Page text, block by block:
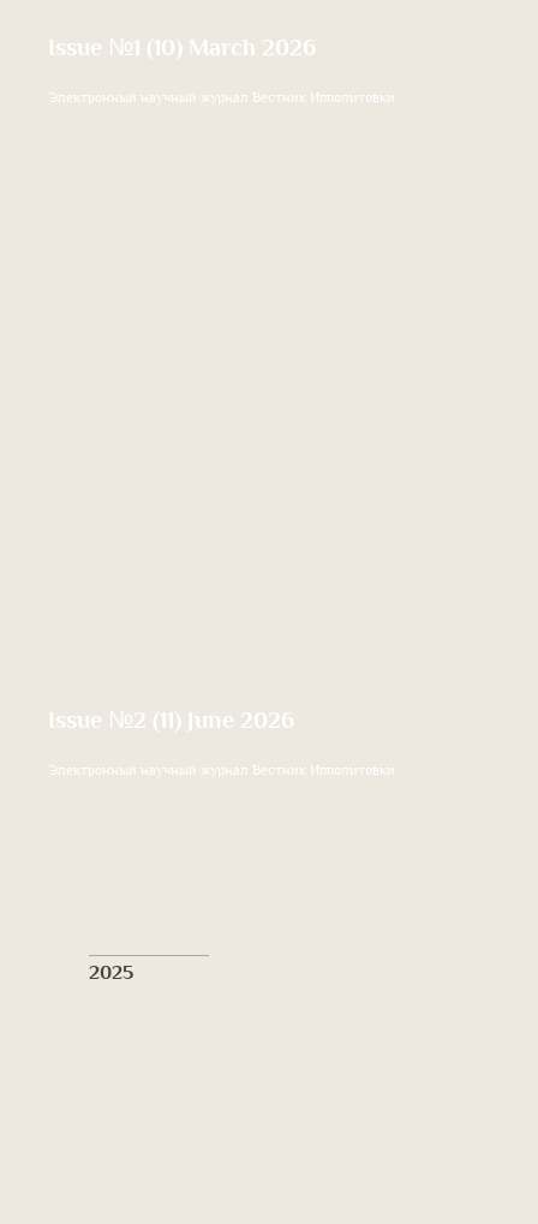
Issue №1 (10) March 2026
Электронный научный журнал Вестник Ипполитовки
Issue №2 (11) June 2026
Электронный научный журнал Вестник Ипполитовки
2025